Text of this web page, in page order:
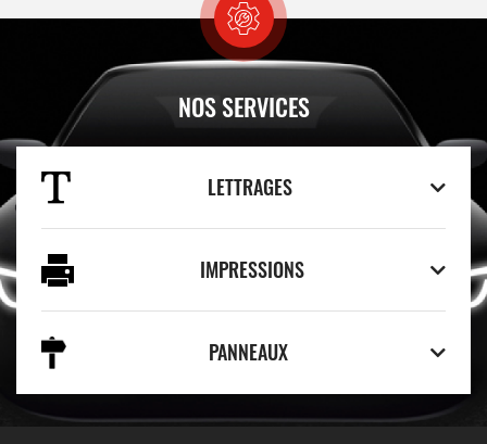
NOS SERVICES
LETTRAGES
IMPRESSIONS
PANNEAUX